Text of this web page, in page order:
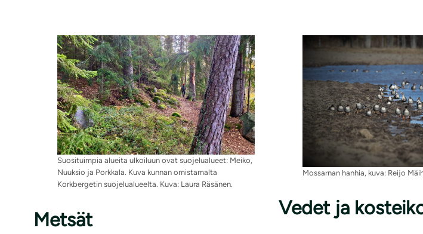
Suosituimpia alueita ulkoiluun ovat suojelualueet: Meiko,
Nuuksio ja Porkkala. Kuva kunnan omistamalta
Korkbergetin suojelualueelta. Kuva: Laura Räsänen.
Metsät
Mossarnan hanhia, kuva: Reijo
Vedet ja